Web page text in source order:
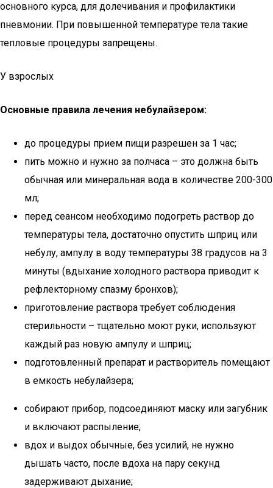
основного курса, для долечивания и профилактики
пневмонии. При повышенной температуре тела такие
тепловые процедуры запрещены.
У взрослых
Основные правила лечения небулайзером:
до процедуры прием пищи разрешен за 1 час;
пить можно и нужно за полчаса – это должна быть
обычная или минеральная вода в количестве 200-300
мл;
перед сеансом необходимо подогреть раствор до
температуры тела, достаточно опустить шприц или
небулу, ампулу в воду температуры 38 градусов на 3
минуты (вдыхание холодного раствора приводит к
рефлекторному спазму бронхов);
приготовление раствора требует соблюдения
стерильности – тщательно моют руки, используют
каждый раз новую ампулу и шприц;
подготовленный препарат и растворитель помещают
в емкость небулайзера;
собирают прибор, подсоединяют маску или загубник
и включают распыление;
вдох и выдох обычные, без усилий, не нужно
дышать часто, после вдоха на пару секунд
задерживают дыхание;